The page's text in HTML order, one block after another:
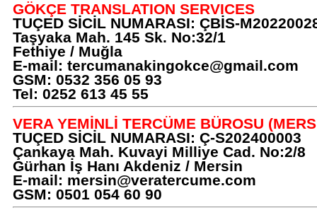
GÖKÇE TRANSLATION SERVICES
TUÇED SİCİL NUMARASI: ÇBİS-
Taşyaka Mah. 145 Sk. No:32/1
Fethiye / Muğla
E-mail: tercumanakingokce@gmail.com
GSM: 0532 356 05 93
Tel: 0252 613 45 55
VERA YEMİNLİ TERCÜME BÜROSU
TUÇED SİCİL NUMARASI: Ç-S202400003
Çankaya Mah. Kuvayi Milliye Cad. No:2/8
Gürhan İş Hanı Akdeniz / Mersin
E-mail: mersin@veratercume.com
GSM: 0501 054 60 90